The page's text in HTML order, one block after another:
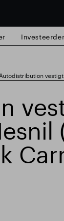
Autodistribution vestigt